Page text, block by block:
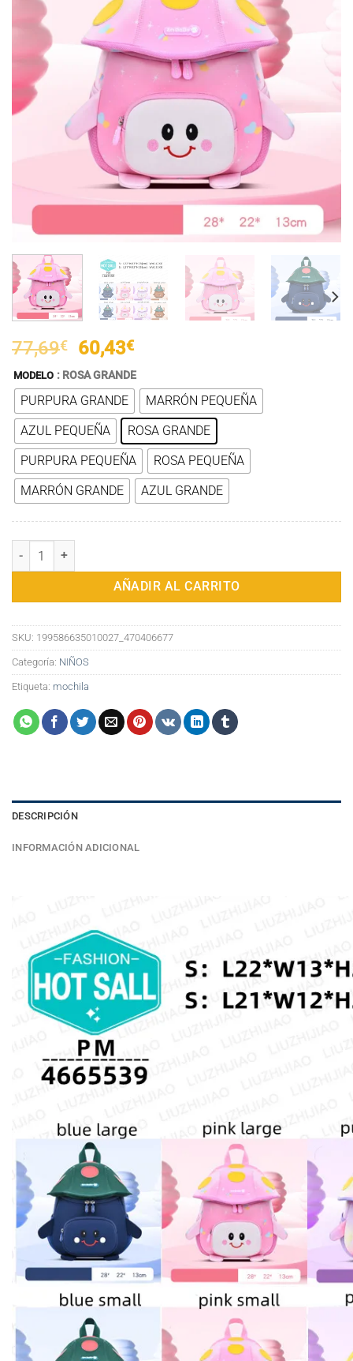
77,69€
El
precio
original
era:
77,69€.
60,43€El
precio
actual
es:
60,43€.
MODELO : ROSA GRANDE
PURPURA GRANDE
MARRÓN PEQUEÑA
AZUL PEQUEÑA
ROSA GRANDE
PURPURA PEQUEÑA
ROSA PEQUEÑA
MARRÓN GRANDE
AZUL GRANDE
Mochila Bebé Hongo: Divertida, Cómoda y Colorida para Aventuras
AÑADIR AL CARRITO
SKU: 199586635010027_470406677
Categoría: NIÑOS
Etiqueta: mochila
DESCRIPCIÓN
INFORMACIÓN ADICIONAL